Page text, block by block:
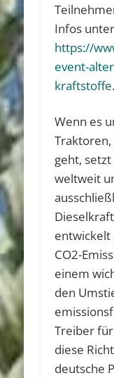
Infos unter
https://
event-
kraftstoffe.
Wenn es
geht,
weltweit
entwickelt
CO2-
einem
den
Treiber
diese
deutsche